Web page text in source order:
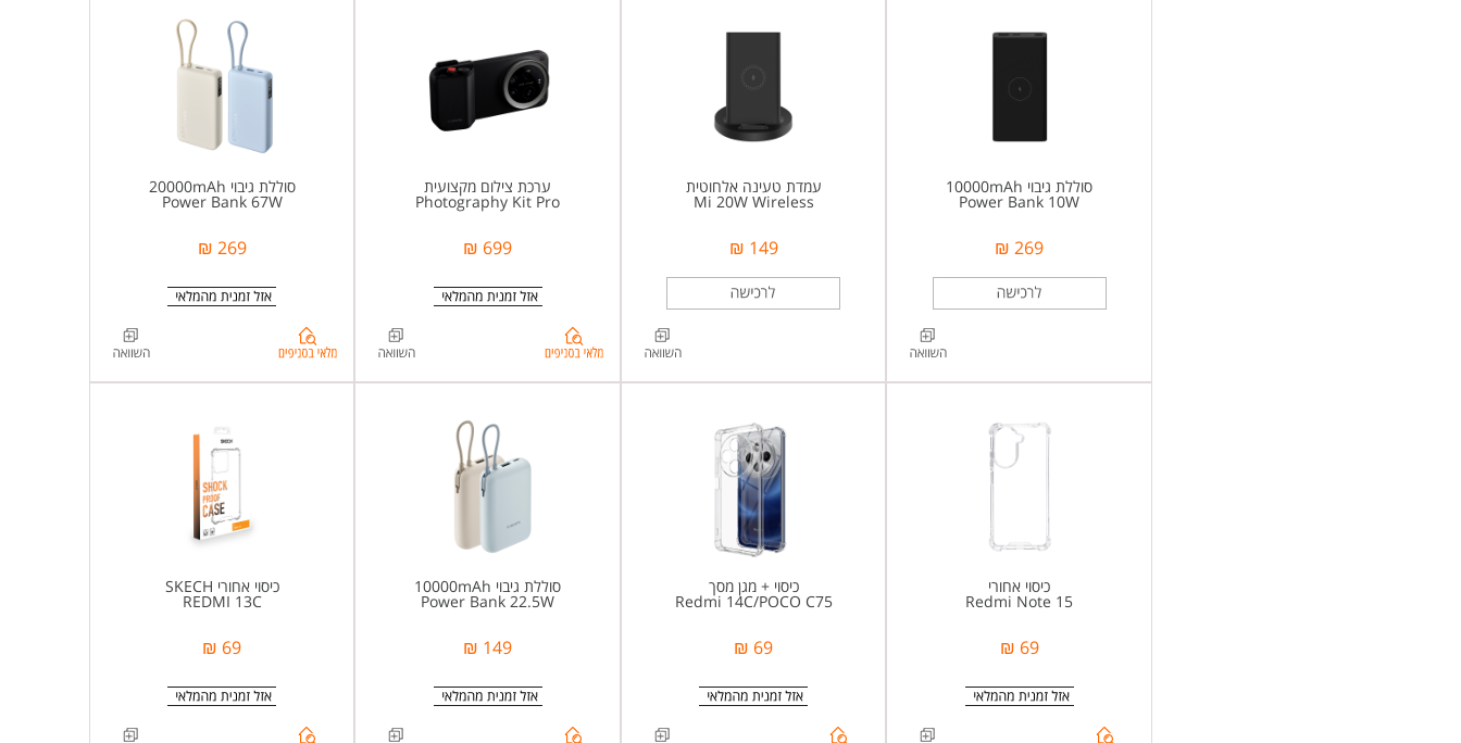
סוללת גיבוי 10000mAh
Power Bank 10W
269 ₪
עמדת טעינה אלחוטית
Mi 20W Wireless
149 ₪
ערכת צילום מקצועית
Photography Kit Pro
699 ₪
מלאי
בסניפים
סוללת גיבוי 20000mAh
Power Bank 67W
269 ₪
מלאי
בסניפים
כיסוי אחורי
Redmi Note 15
69 ₪
כיסוי + מגן מסך
Redmi 14C/POCO C75
69 ₪
סוללת גיבוי 10000mAh
Power Bank 22.5W
149 ₪
כיסוי אחורי SKECH
REDMI 13C
69 ₪